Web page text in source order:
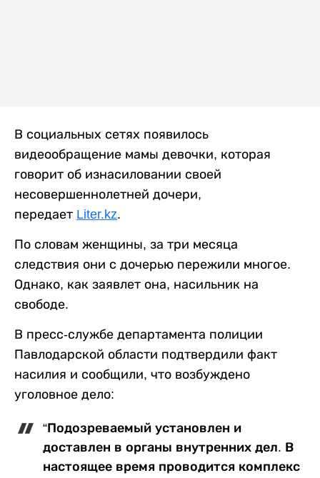
В социальных сетях появилось
видеообращение мамы девочки, которая
говорит об изнасиловании своей
несовершеннолетней дочери,
передает Liter.kz.
По словам женщины, за три месяца
следствия они с дочерью пережили многое.
Однако, как заявлет она, насильник на
свободе.
В пресс-службе департамента полиции
Павлодарской области подтвердили факт
насилия и сообщили, что возбуждено
уголовное дело:
“Подозреваемый установлен и
доставлен в органы внутренних дел. В
настоящее время проводится комплекс